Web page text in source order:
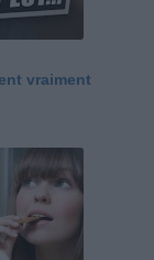
vraiment